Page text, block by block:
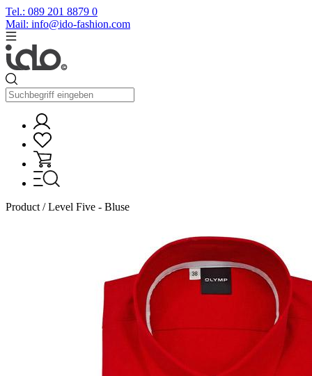
Tel.: 089 201 8879 0
Mail: info@ido-fashion.com
Product / Level Five - Bluse